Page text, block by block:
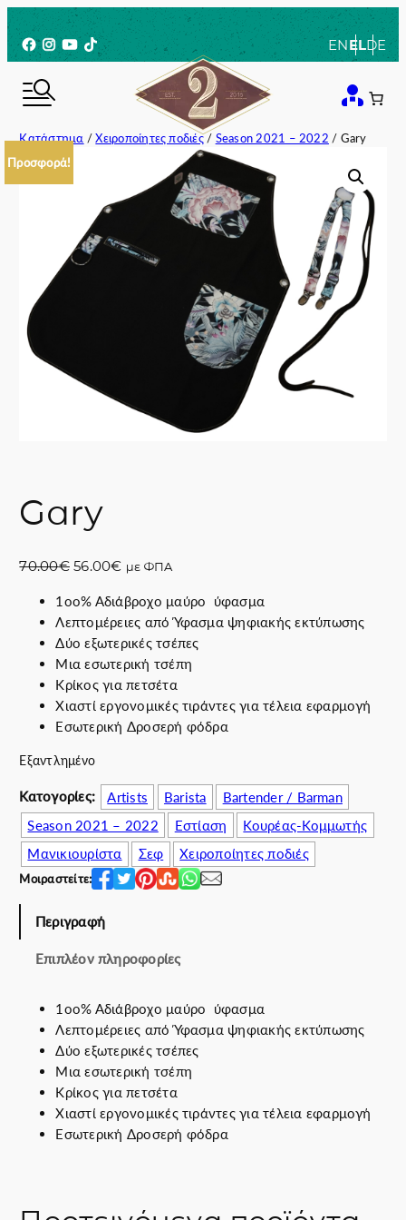
στο
περιεχόμενο
Facebook
Instagram
YouTube
TikTok ENELDE
Κατάστημα /Χειροποίητες ποδιές/ Season 2021 – 2022 / Gary
Προσφορά!
Gary
70.00€ O
i
g
i
n
a
l
p
r
c
e
w
a
s
7
.
0
€
.
56.00€Η
ρ
έ
χ
ο
υ
σ
α
μ
ή
ε
ί
ν
5
.
0
0
€
.
με ΦΠΑ
1οο% Αδιάβροχο μαύρο ύφασμα
Λεπτομέρειες από Ύφασμα ψηφιακής εκτύπωσης
Δύο εξωτερικές τσέπες
Μια εσωτερική τσέπη
Κρίκος για πετσέτα
Χιαστί εργονομικές τιράντες για τέλεια εφαρμογή
Εσωτερική Δροσερή φόδρα
Εξαντλημένο
Κατογορίες: Artists Barista
Bartender / Barman
Season 2021 – 2022
Εστίαση
Κουρέας-Κομμωτής
Μανικιουρίστα
Σεφ Χειροποίητες ποδιές
Μοιραστείτε:
Περιγραφή
Επιπλέον πληροφορίες
1οο% Αδιάβροχο μαύρο ύφασμα
Λεπτομέρειες από Ύφασμα ψηφιακής εκτύπωσης
Δύο εξωτερικές τσέπες
Μια εσωτερική τσέπη
Κρίκος για πετσέτα
Χιαστί εργονομικές τιράντες για τέλεια εφαρμογή
Εσωτερική Δροσερή φόδρα